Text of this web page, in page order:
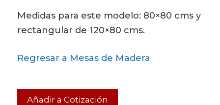
Medidas para este modelo: 80×80 cms y
rectangular de 120×80 cms.
Regresar a Mesas de Madera
Añadir a Cotización